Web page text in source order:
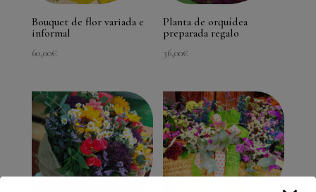
Bouquet de flor variada e
informal
60,00€
Planta de orquídea
preparada regalo
36,00€